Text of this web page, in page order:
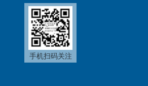
手机扫码关注